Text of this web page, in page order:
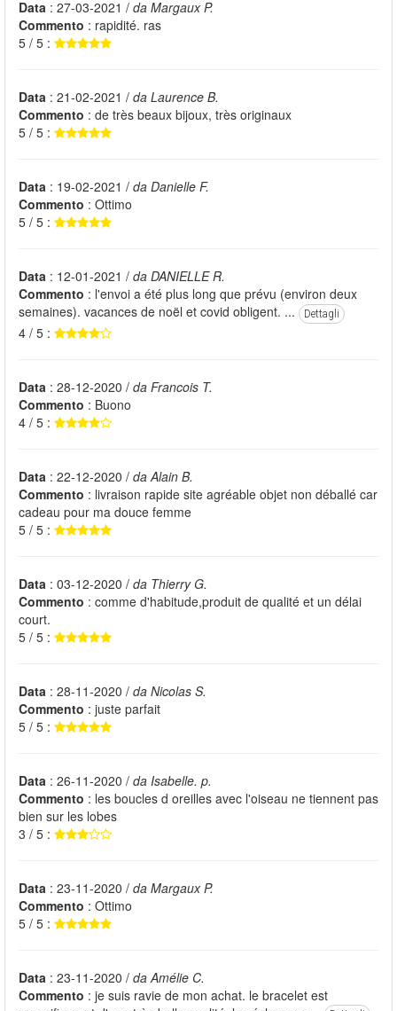
Data : 27-03-2021 / da Margaux P.
Commento : rapidité. ras
5 / 5 :
Data : 21-02-2021 / da Laurence B.
Commento : de très beaux bijoux, très originaux
5 / 5 :
Data : 19-02-2021 / da Danielle F.
Commento : Ottimo
5 / 5 :
Data : 12-01-2021 / da DANIELLE R.
Commento : l'envoi a été plus long que prévu (environ deux
semaines). vacances de noël et covid obligent. ...
Dettagli
4 / 5 :
Data : 28-12-2020 / da Francois T.
Commento : Buono
4 / 5 :
Data : 22-12-2020 / da Alain B.
Commento : livraison rapide site agréable objet non déballé car
cadeau pour ma douce femme
5 / 5 :
Data : 03-12-2020 / da Thierry G.
Commento : comme d'habitude,produit de qualité et un délai
court.
5 / 5 :
Data : 28-11-2020 / da Nicolas S.
Commento : juste parfait
5 / 5 :
Data : 26-11-2020 / da Isabelle. p.
Commento : les boucles d oreilles avec l'oiseau ne tiennent pas
bien sur les lobes
3 / 5 :
Data : 23-11-2020 / da Margaux P.
Commento : Ottimo
5 / 5 :
Data : 23-11-2020 / da Amélie C.
Commento : je suis ravie de mon achat. le bracelet est